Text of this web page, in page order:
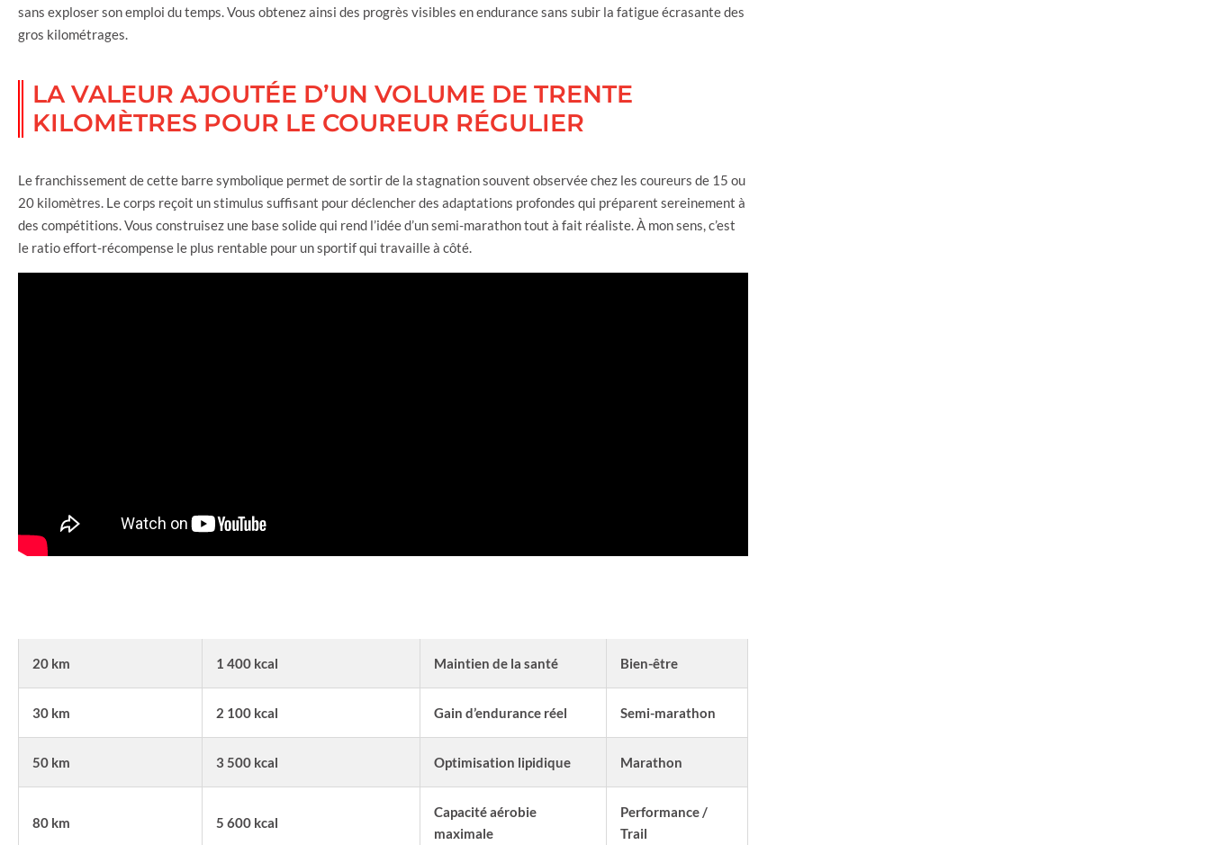
sans exploser son emploi du temps. Vous obtenez ainsi des progrès visibles en endurance sans subir la fatigue écrasante des
gros kilométrages.
LA VALEUR AJOUTÉE D’UN VOLUME DE TRENTE
KILOMÈTRES POUR LE COUREUR RÉGULIER
Le franchissement de cette barre symbolique permet de sortir de la stagnation souvent observée chez les coureurs de 15 ou
20 kilomètres. Le corps reçoit un stimulus suffisant pour déclencher des adaptations profondes qui préparent sereinement à
des compétitions. Vous construisez une base solide qui rend l’idée d’un semi-marathon tout à fait réaliste. À mon sens, c’est
le ratio effort-récompense le plus rentable pour un sportif qui travaille à côté.
20 km 1 400 kcal Maintien de la santé Bien-être
30 km 2 100 kcal Gain d’endurance réel Semi-marathon
50 km 3 500 kcal Optimisation lipidique Marathon
80 km 5 600 kcal
Capacité aérobie
maximale
Performance /
Trail